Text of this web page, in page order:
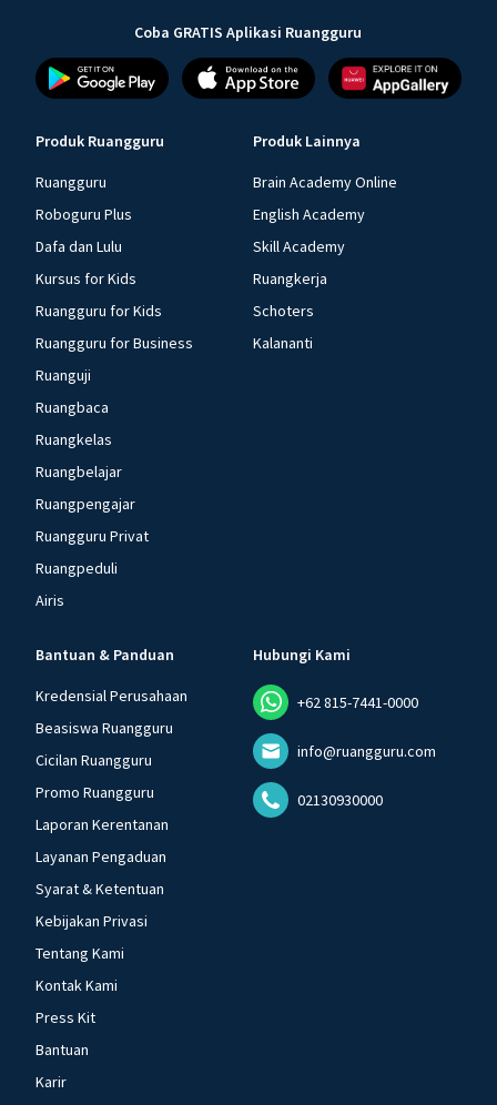
Coba GRATIS Aplikasi Ruangguru
Produk Ruangguru
Ruangguru
Roboguru Plus
Dafa dan Lulu
Kursus for Kids
Ruangguru for Kids
Ruangguru for Business
Ruanguji
Ruangbaca
Ruangkelas
Ruangbelajar
Ruangpengajar
Ruangguru Privat
Ruangpeduli
Airis
Produk Lainnya
Brain Academy Online
English Academy
Skill Academy
Ruangkerja
Schoters
Kalananti
Bantuan & Panduan
Kredensial Perusahaan
Beasiswa Ruangguru
Cicilan Ruangguru
Promo Ruangguru
Laporan Kerentanan
Layanan Pengaduan
Syarat & Ketentuan
Kebijakan Privasi
Tentang Kami
Kontak Kami
Press Kit
Bantuan
Karir
Hubungi Kami
+62 815-7441-0000
info@ruangguru.com
02130930000